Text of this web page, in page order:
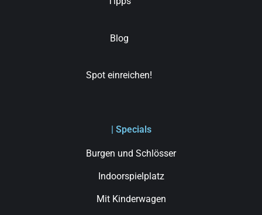
Blog
Spot einreichen!
| Specials
Burgen und Schlösser
Indoorspielplatz
Mit Kinderwagen